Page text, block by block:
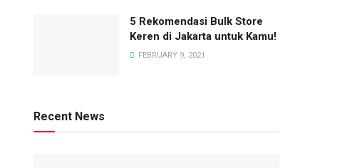
5 Rekomendasi Bulk Store
Keren di Jakarta untuk Kamu!
FEBRUARY 9, 2021
Recent News